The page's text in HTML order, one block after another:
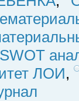
SWOT
ЛОИ,